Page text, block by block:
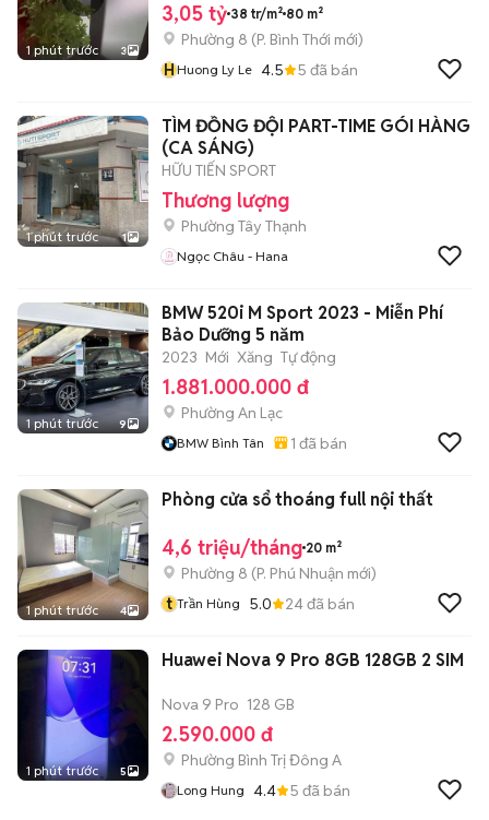
1 phút trước 3
3,05 tỷ 38 tr/m² 80 m²
Phường 8 (P. Bình Thới mới)
HHuong Ly Le 4.5 5 đã bán
1 phút trước 1
TÌM ĐỒNG ĐỘI PART-TIME GÓI HÀNG
(CA SÁNG)
HỮU TIẾN SPORT
Thương lượng
Phường Tây Thạnh
Ngọc Châu - Hana
1 phút trước 9
BMW 520i M Sport 2023 - Miễn Phí
Bảo Dưỡng 5 năm
2023 Mới Xăng Tự động
1.881.000.000 đ
Phường An Lạc
BMW Bình Tân 1 đã bán
1 phút trước 4
Phòng cửa sổ thoáng full nội thất
4,6 triệu/tháng 20 m²
Phường 8 (P. Phú Nhuận mới)
t Trần Hùng 5.0 24đã bán
1 phút trước 5
Huawei Nova 9 Pro 8GB 128GB 2 SIM
Nova 9 Pro 128 GB
2.590.000 đ
Phường Bình Trị Đông A
Long Hung 4.4 5 đã bán